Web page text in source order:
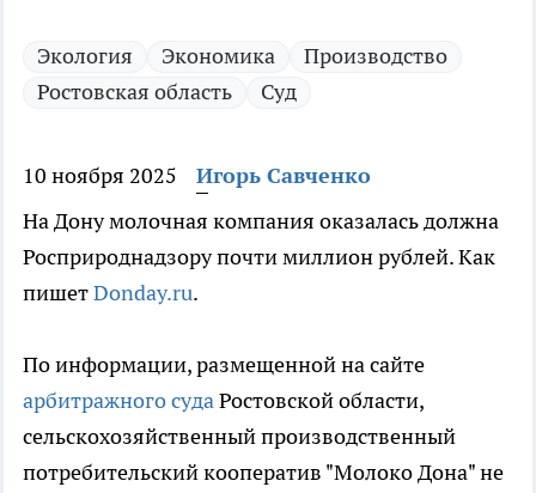
Экология Экономика
Производство
Ростовская область
Суд
10 ноября 2025
Игорь Савченко
На Дону молочная компания оказалась должна
Росприроднадзору почти миллион рублей. Как
пишетDonday.ru.
По информации, размещенной на сайте
арбитражного судаРостовской области,
сельскохозяйственный производственный
потребительский кооператив "Молоко Дона" не